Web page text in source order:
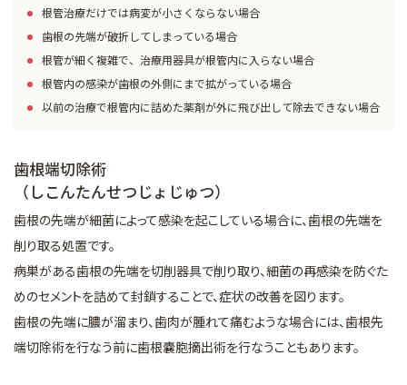
根管治療だけでは病変が小さくならない場合
歯根の先端が破折してしまっている場合
根管が細く複雑で、治療用器具が根管内に入らない場合
根管内の感染が歯根の外側にまで拡がっている場合
以前の治療で根管内に詰めた薬剤が外に飛び出して除去できない場合
歯根端切除術
（しこんたんせつじょじゅつ）
歯根の先端が細菌によって感染を起こしている場合に、歯根の先端を
削り取る処置です。
病巣がある歯根の先端を切削器具で削り取り、細菌の再感染を防ぐた
めのセメントを詰めて封鎖することで、症状の改善を図ります。
歯根の先端に膿が溜まり、歯肉が腫れて痛むような場合には、歯根先
端切除術を行なう前に歯根嚢胞摘出術を行なうこともあります。